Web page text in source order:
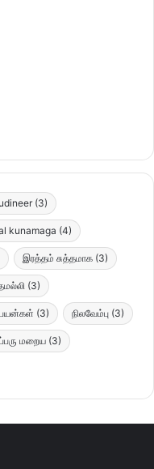
(3)
kunamaga (4)
இரத்தம் சுத்தமாக (3)
(3)
பயன்கள் (3) நிலவேம்பு (3)
மறைய (3)